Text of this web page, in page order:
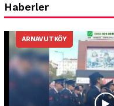
Haberler
ARNAVUTKÖY